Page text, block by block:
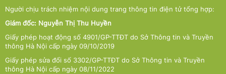
Người chịu trách nhiệm nội dung trang thông tin điện tử tổng hợp:
Giám đốc: Nguyễn Thị Thu Huyền
Giấy phép hoạt động số 4901/GP-TTĐT do Sở Thông tin và Truyền
thông Hà Nội cấp ngày 09/10/2019
Giấy phép sửa đổi số 3302/GP-TTĐT do Sở Thông tin và Truyền
thông Hà Nội cấp ngày 08/11/2022